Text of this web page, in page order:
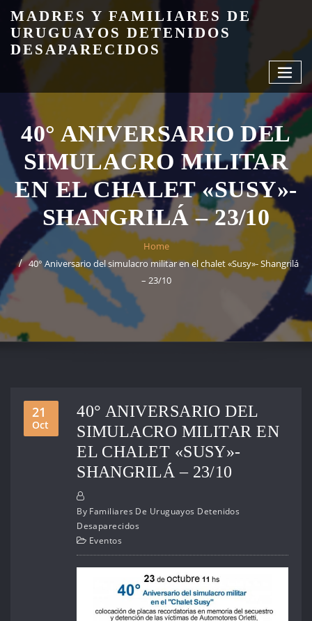
content
MADRES Y FAMILIARES DE
URUGUAYOS DETENIDOS
DESAPARECIDOS
40° ANIVERSARIO DEL
SIMULACRO MILITAR
EN EL CHALET «SUSY»-
SHANGRILÁ – 23/10
Home
40° Aniversario del simulacro militar en el chalet «Susy»- Shangrilá
– 23/10
21
Oct
40° ANIVERSARIO DEL
SIMULACRO MILITAR EN
EL CHALET «SUSY»-
SHANGRILÁ – 23/10
By Familiares De Uruguayos Detenidos
Desaparecidos
Eventos